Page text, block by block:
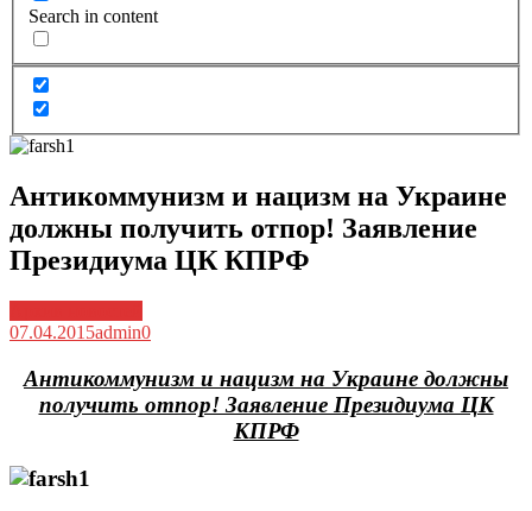
Search in content
Антикоммунизм и нацизм на Украине
должны получить отпор! Заявление
Президиума ЦК КПРФ
07.04.2015admin0
Антикоммунизм и нацизм на Украине должны
получить отпор! Заявление Президиума ЦК
КПРФ